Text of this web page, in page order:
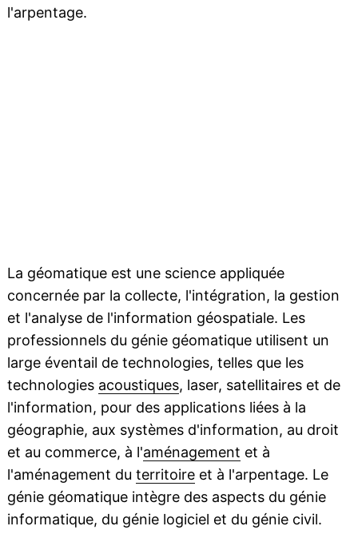
l'arpentage.
La géomatique est une science appliquée
concernée par la collecte, l'intégration, la gestion
et l'analyse de l'information géospatiale. Les
professionnels du génie géomatique utilisent un
large éventail de technologies, telles que les
technologies acoustiques, laser, satellitaires et de
l'information, pour des applications liées à la
géographie, aux systèmes d'information, au droit
et au commerce, à l'aménagement et à
l'aménagement du territoireet à l'arpentage. Le
génie géomatique intègre des aspects du génie
informatique, du génie logiciel et du génie civil.